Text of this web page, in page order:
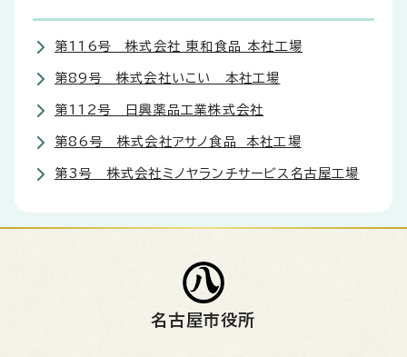
第116号 株式会社 東和食品 本社工場
第89号 株式会社いこい 本社工場
第112号 日興薬品工業株式会社
第86号 株式会社アサノ食品 本社工場
第3号 株式会社ミノヤランチサービス名古屋工場
名古屋市役所